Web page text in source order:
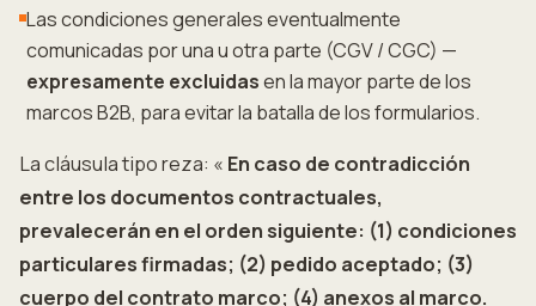
Las condiciones generales eventualmente
comunicadas por una u otra parte (CGV / CGC) —
expresamente excluidasen la mayor parte de los
marcos B2B, para evitar la batalla de los formularios.
La cláusula tipo reza: « En caso de contradicción
entre los documentos contractuales,
prevalecerán en el orden siguiente: (1) condiciones
particulares firmadas; (2) pedido aceptado; (3)
cuerpo del contrato marco; (4) anexos al marco.